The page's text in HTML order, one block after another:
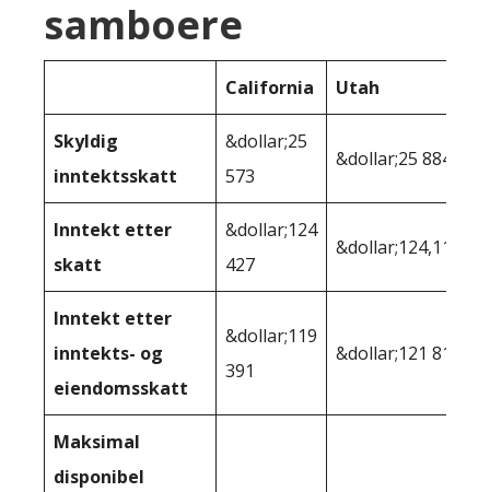
samboere
California Utah
Skyldig
inntektsskatt
&dollar;25
573
&dollar;25 884
Inntekt etter
skatt
&dollar;124
427
&dollar;124,116
Inntekt etter
inntekts- og
eiendomsskatt
&dollar;119
391
&dollar;121 817
Maksimal
disponibel